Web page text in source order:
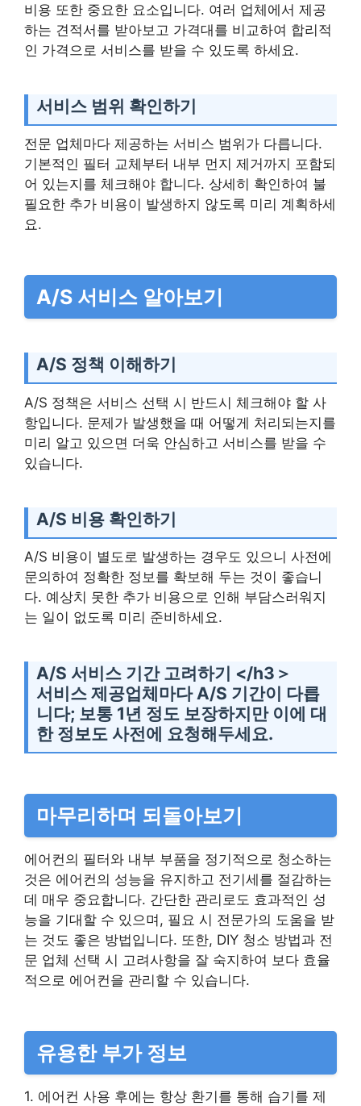
비용 또한 중요한 요소입니다. 여러 업체에서 제공
하는 견적서를 받아보고 가격대를 비교하여 합리적
인 가격으로 서비스를 받을 수 있도록 하세요.
서비스 범위 확인하기
전문 업체마다 제공하는 서비스 범위가 다릅니다.
기본적인 필터 교체부터 내부 먼지 제거까지 포함되
어 있는지를 체크해야 합니다. 상세히 확인하여 불
필요한 추가 비용이 발생하지 않도록 미리 계획하세
요.
A/S 서비스 알아보기
A/S 정책 이해하기
A/S 정책은 서비스 선택 시 반드시 체크해야 할 사
항입니다. 문제가 발생했을 때 어떻게 처리되는지를
미리 알고 있으면 더욱 안심하고 서비스를 받을 수
있습니다.
A/S 비용 확인하기
A/S 비용이 별도로 발생하는 경우도 있으니 사전에
문의하여 정확한 정보를 확보해 두는 것이 좋습니
다. 예상치 못한 추가 비용으로 인해 부담스러워지
는 일이 없도록 미리 준비하세요.
A/S 서비스 기간 고려하기 </h3＞
서비스 제공업체마다 A/S 기간이 다릅
니다; 보통 1년 정도 보장하지만 이에 대
한 정보도 사전에 요청해두세요.
마무리하며 되돌아보기
에어컨의 필터와 내부 부품을 정기적으로 청소하는
것은 에어컨의 성능을 유지하고 전기세를 절감하는
데 매우 중요합니다. 간단한 관리로도 효과적인 성
능을 기대할 수 있으며, 필요 시 전문가의 도움을 받
는 것도 좋은 방법입니다. 또한, DIY 청소 방법과 전
문 업체 선택 시 고려사항을 잘 숙지하여 보다 효율
적으로 에어컨을 관리할 수 있습니다.
유용한 부가 정보
1. 에어컨 사용 후에는 항상 환기를 통해 습기를 제